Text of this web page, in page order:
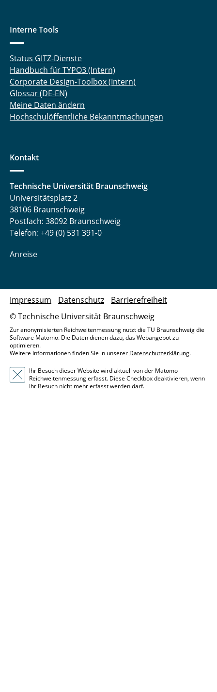
Interne Tools
Status GITZ-Dienste
Handbuch für TYPO3 (Intern)
Corporate Design-Toolbox (Intern)
Glossar (DE-EN)
Meine Daten ändern
Hochschulöffentliche Bekanntmachungen
Kontakt
Technische Universität Braunschweig
Universitätsplatz 2
38106 Braunschweig
Postfach: 38092 Braunschweig
Telefon: +49 (0) 531 391-0
Anreise
© Technische Universität Braunschweig
Impressum Datenschutz Barrierefreiheit
Zur anonymisierten Reichweitenmessung nutzt die TU Braunschweig die
Software Matomo. Die Daten dienen dazu, das Webangebot zu
optimieren.
Weitere Informationen finden Sie in unserer Datenschutzerklärung.
Ihr Besuch dieser Website wird aktuell von der Matomo
Reichweitenmessung erfasst. Diese Checkbox deaktivieren, wenn
Ihr Besuch nicht mehr erfasst werden darf.